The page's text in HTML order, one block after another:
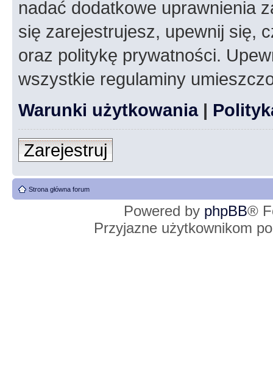
nadać dodatkowe uprawnienia
się zarejestrujesz, upewnij się,
oraz politykę prywatności.
wszystkie regulaminy
Warunki użytkowania|
Zarejestruj
Strona główna forum
Powered by phpBB®
Przyjazne użytkownikom